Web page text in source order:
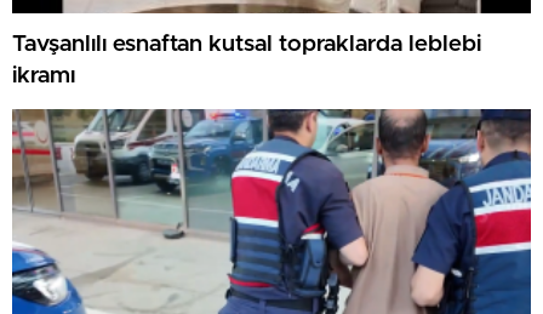
Tavşanlılı esnaftan kutsal topraklarda leblebi
ikramı